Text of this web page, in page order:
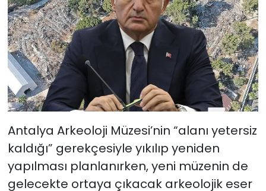
Antalya Arkeoloji Müzesi’nin “alanı yetersiz
kaldığı” gerekçesiyle yıkılıp yeniden
yapılması planlanırken, yeni müzenin de
gelecekte ortaya çıkacak arkeolojik eser